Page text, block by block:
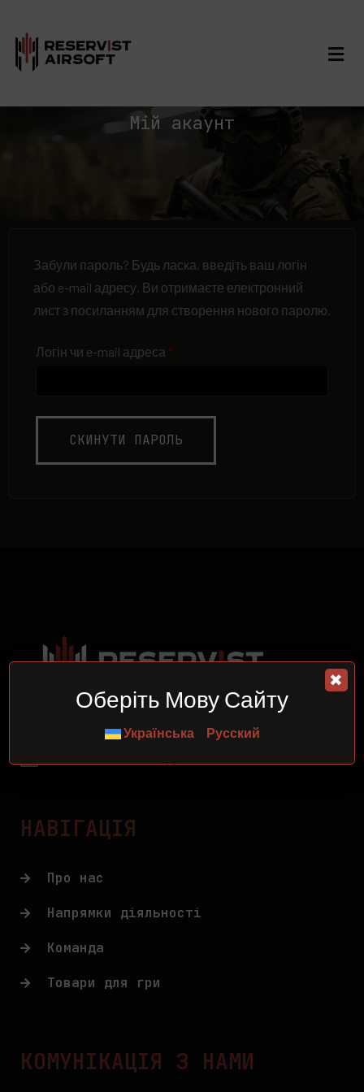
Мій акаунт
Забули пароль? Будь ласка, введіть ваш логін
або e-mail адресу. Ви отримаєте електронний
лист з посиланням для створення нового паролю.
Логін чи e-mail адреса *
СКИНУТИ ПАРОЛЬ
0 (63) 734 33 29
НАВІГАЦІЯ
Про нас
Напрямки діяльності
Команда
Товари для гри
КОМУНІКАЦІЯ З НАМИ
Оберіть Мову Сайту
Українська Русский
✖